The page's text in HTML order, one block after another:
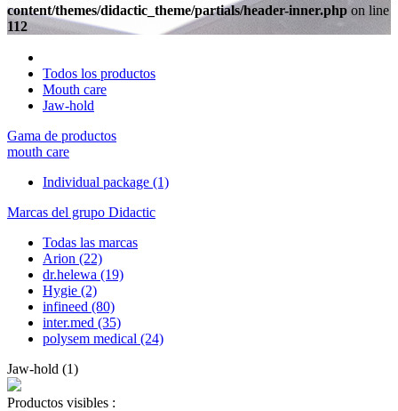
content/themes/didactic_theme/partials/header-inner.php on line
112
Todos los productos
Mouth care
Jaw-hold
Gama de productos
mouth care
Individual package (1)
Marcas del grupo Didactic
Todas las marcas
Arion (22)
dr.helewa (19)
Hygie (2)
infineed (80)
inter.med (35)
polysem medical (24)
Jaw-hold (1)
Productos visibles :